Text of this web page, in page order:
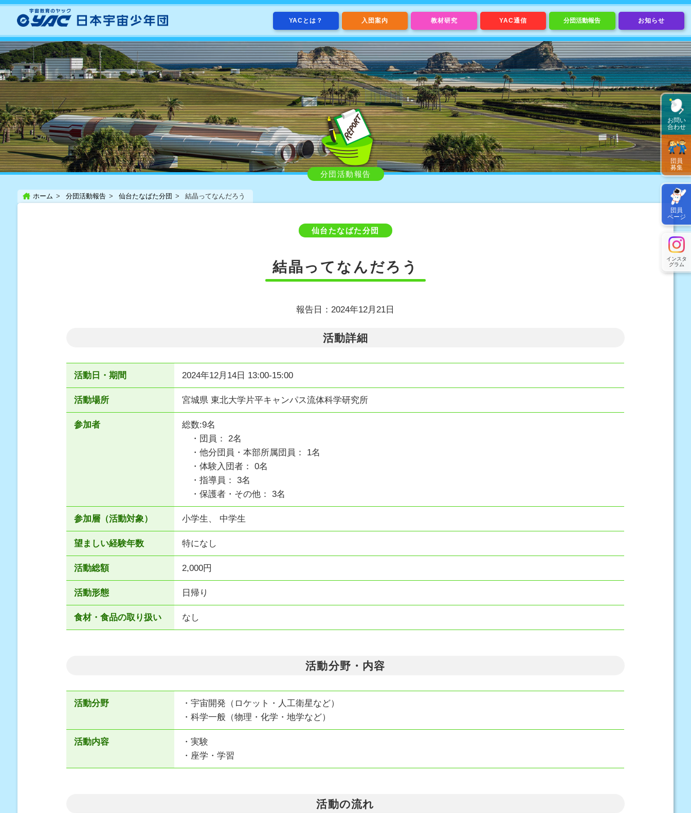
YACとは？ 入団案内 教材研究 YAC通信 分団活動報告 お知らせ
お問い
合わせ
団員
募集
団員
ページ
インスタ
グラム
分団活動報告
ホーム 分団活動報告 仙台たなばた分団 結晶ってなんだろう
仙台たなばた分団
結晶ってなんだろう
報告日：2024年12月21日
活動詳細
活動日・期間 2024年12月14日 13:00-15:00
活動場所 宮城県 東北大学片平キャンパス流体科学研究所
参加者
総数:9名
・団員： 2名
・他分団員・本部所属団員： 1名
・体験入団者： 0名
・指導員： 3名
・保護者・その他： 3名
参加層（活動対象） 小学生、 中学生
望ましい経験年数 特になし
活動総額 2,000円
活動形態 日帰り
食材・食品の取り扱い なし
活動分野・内容
活動分野
・宇宙開発（ロケット・人工衛星など）
・科学一般（物理・化学・地学など）
活動内容
・実験
・座学・学習
活動の流れ